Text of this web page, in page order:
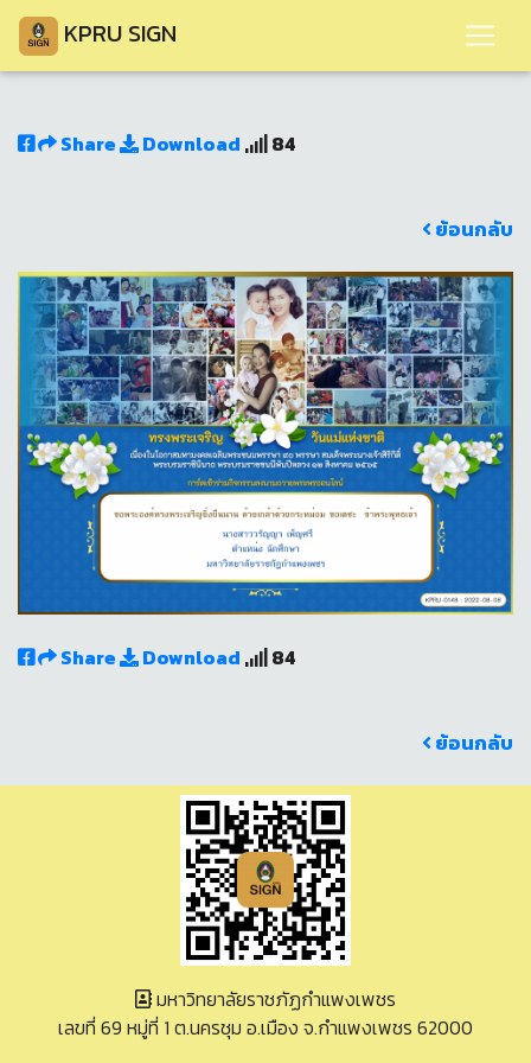
KPRU SIGN
Share Download 84
ย้อนกลับ
Share Download 84
ย้อนกลับ
มหาวิทยาลัยราชภัฏกำแพงเพชร
เลขที่ 69 หมู่ที่ 1 ต.นครชุม อ.เมือง จ.กำแพงเพชร 62000